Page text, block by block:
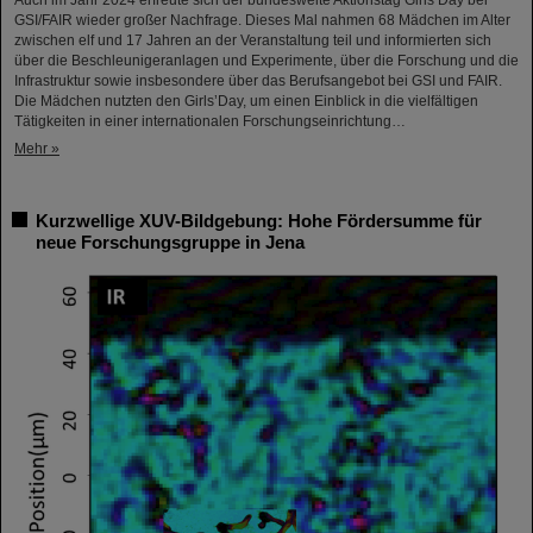
GSI/FAIR wieder großer Nachfrage. Dieses Mal nahmen 68 Mädchen im Alter
zwischen elf und 17 Jahren an der Veranstaltung teil und informierten sich
über die Beschleunigeranlagen und Experimente, über die Forschung und die
Infrastruktur sowie insbesondere über das Berufsangebot bei GSI und FAIR.
Die Mädchen nutzten den Girls’Day, um einen Einblick in die vielfältigen
Tätigkeiten in einer internationalen Forschungseinrichtung…
Mehr »
Kurzwellige XUV-Bildgebung: Hohe Fördersumme für
neue Forschungsgruppe in Jena